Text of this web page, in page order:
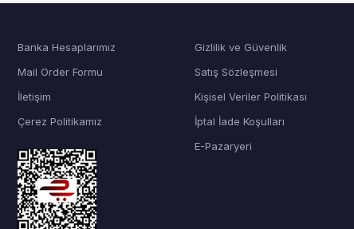
Banka Hesaplarımız
Mail Order Formu
İletişim
Çerez Politikamız
Gizlilik ve Güvenlik
Satış Sözleşmesi
Kişisel Veriler Politikası
İptal İade Koşulları
E-Pazaryeri